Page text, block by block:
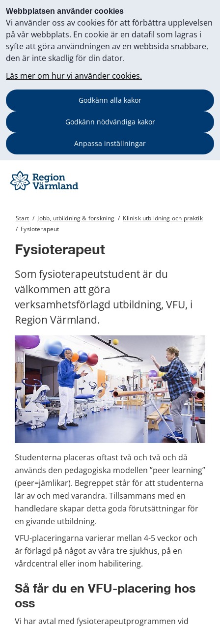
Webbplatsen använder cookies
Vi använder oss av cookies för att förbättra upplevelsen
på vår webbplats. En cookie är en datafil som lagras i
syfte att göra användningen av en webbsida snabbare,
den är inte skadlig för din dator.
Läs mer om hur vi använder cookies.
Godkänn alla kakor
Godkänn nödvändiga kakor
Anpassa inställningar
Start / Jobb, utbildning & forskning / Klinisk utbildning och praktik
/ Fysioterapeut
Fysioterapeut
Som fysioterapeutstudent är du
välkommen att göra
verksamhetsförlagd utbildning, VFU, i
Region Värmland.
Studenterna placeras oftast två och två och då
används den pedagogiska modellen ”peer learning”
(peer=jämlikar). Begreppet står för att studenterna
lär av och med varandra. Tillsammans med en
handledare skapar detta goda förutsättningar för
en givande utbildning.
VFU-placeringarna varierar mellan 4-5 veckor och
är förlagd på något av våra tre sjukhus, på en
vårdcentral eller inom habilitering.
Så får du en VFU-placering hos
oss
Vi har avtal med fysioterapeutprogrammen vid